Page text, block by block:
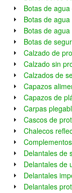
Botas de
Botas de
Botas de
Botas de
Calzado de
Calzado sin
Calzados de
Capazos
Capazos de
Carpas
Cascos de
Chalecos
Delantales de
Delantales de
Delantales
Delantales